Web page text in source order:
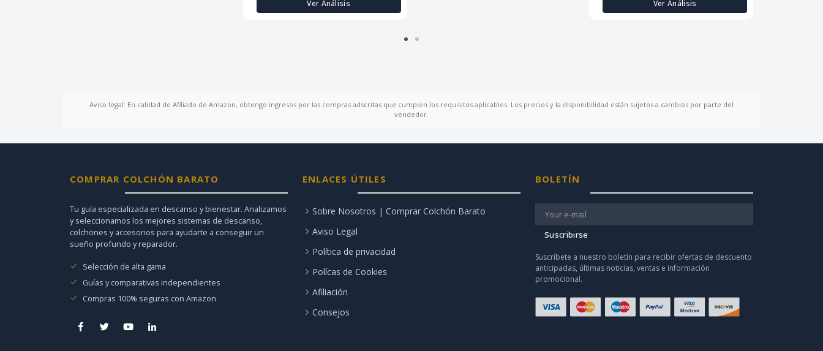
Ver Análisis Ver Análisis
Aviso legal: En calidad de Afiliado de Amazon, obtengo ingresos por las compras adscritas que cumplen los requisitos aplicables. Los precios y la disponibilidad están sujetos a cambios por parte del
vendedor.
COMPRAR COLCHÓN BARATO
Tu guía especializada en descanso y bienestar. Analizamos
y seleccionamos los mejores sistemas de descanso,
colchones y accesorios para ayudarte a conseguir un
sueño profundo y reparador.
Selección de alta gama
Guías y comparativas independientes
Compras 100% seguras con Amazon
ENLACES ÚTILES
Sobre Nosotros | Comprar Colchón Barato
Aviso Legal
Política de privacidad
Polícas de Cookies
Afiliación
Consejos
BOLETÍN
Suscribirse
Suscríbete a nuestro boletín para recibir ofertas de descuento
anticipadas, últimas noticias, ventas e información
promocional.